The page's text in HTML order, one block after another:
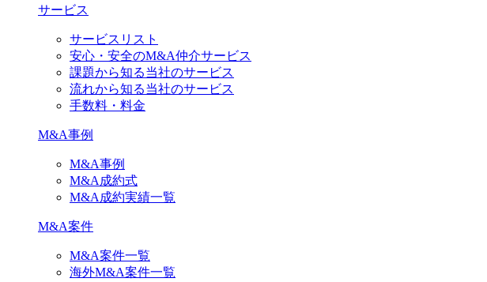
サービス
サービスリスト
安心・安全のM&A仲介サービス
課題から知る当社のサービス
流れから知る当社のサービス
手数料・料金
M&A事例
M&A事例
M&A成約式
M&A成約実績一覧
M&A案件
M&A案件一覧
海外M&A案件一覧